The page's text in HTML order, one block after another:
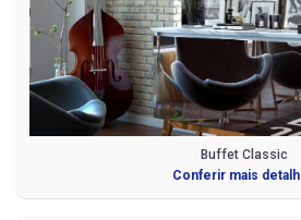
Buffet Classic
Conferir mais